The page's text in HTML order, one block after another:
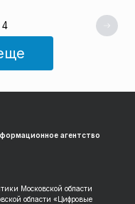
4
агентство
Московской области
области «Цифровые